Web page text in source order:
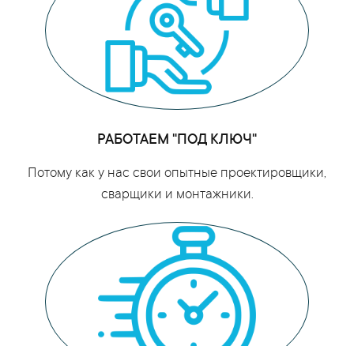
РАБОТАЕМ "ПОД КЛЮЧ"
Потому как у нас свои опытные проектировщики,
сварщики и монтажники.